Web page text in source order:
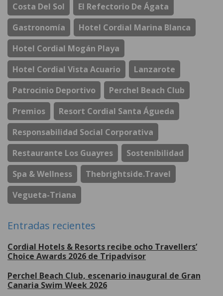
Costa Del Sol
El Refectorio De Ágata
Gastronomía
Hotel Cordial Marina Blanca
Hotel Cordial Mogán Playa
Hotel Cordial Vista Acuario
Lanzarote
Patrocinio Deportivo
Perchel Beach Club
Premios
Resort Cordial Santa Águeda
Responsabilidad Social Corporativa
Restaurante Los Guayres
Sostenibilidad
Spa & Wellness
Thebrightside.travel
Vegueta-Triana
Entradas recientes
Cordial Hotels & Resorts recibe ocho Travellers’
Choice Awards 2026 de Tripadvisor
Perchel Beach Club, escenario inaugural de Gran
Canaria Swim Week 2026